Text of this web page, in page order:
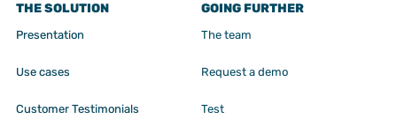
THE SOLUTION
Presentation
Use cases
Customer Testimonials
GOING FURTHER
The team
Request a demo
Test